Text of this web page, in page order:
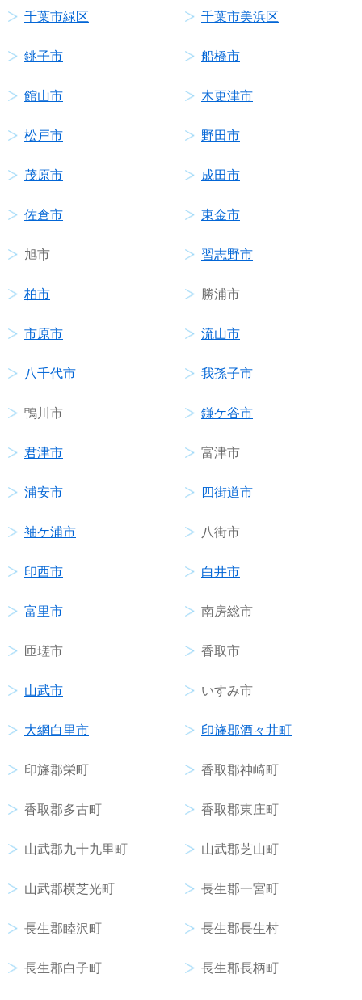
千葉市緑区 千葉市美浜区
銚子市 船橋市
館山市 木更津市
松戸市 野田市
茂原市 成田市
佐倉市 東金市
旭市 習志野市
柏市 勝浦市
市原市 流山市
八千代市 我孫子市
鴨川市 鎌ケ谷市
君津市 富津市
浦安市 四街道市
袖ケ浦市 八街市
印西市 白井市
富里市 南房総市
匝瑳市 香取市
山武市 いすみ市
大網白里市 印旛郡酒々井町
印旛郡栄町 香取郡神崎町
香取郡多古町 香取郡東庄町
山武郡九十九里町 山武郡芝山町
山武郡横芝光町 長生郡一宮町
長生郡睦沢町 長生郡長生村
長生郡白子町 長生郡長柄町